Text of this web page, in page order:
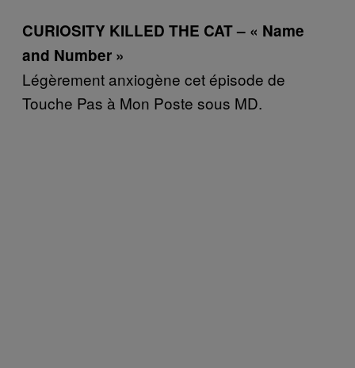
CURIOSITY KILLED THE CAT – « Name
and Number »
Légèrement anxiogène cet épisode de
Touche Pas à Mon Poste sous MD.